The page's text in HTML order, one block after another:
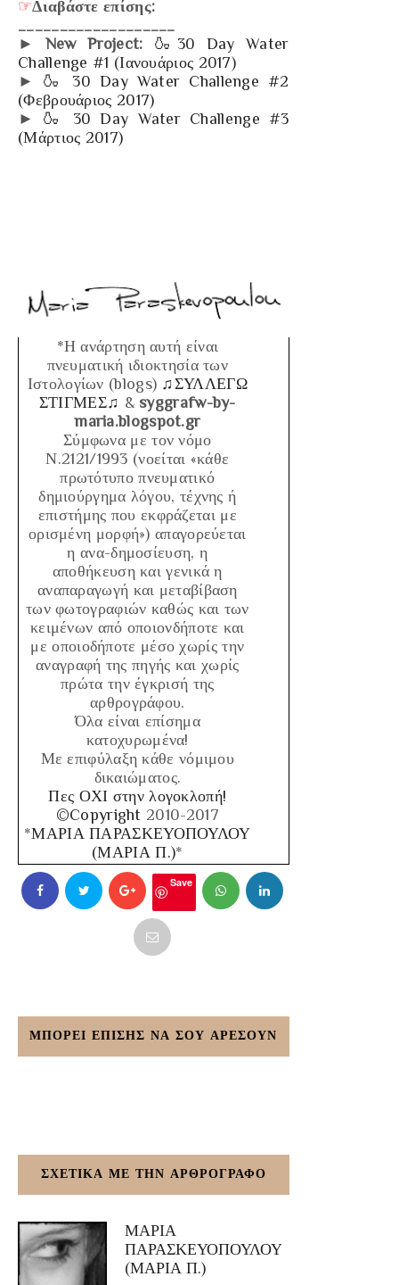
☞Διαβάστε επίσης:
►
New Project:
🍶30 Day Water
Challenge #1 (Ιανουάριος 2017)
►
🍶 30 Day Water Challenge #2
(Φεβρουάριος 2017)
► 🍶 30 Day Water Challenge #3
(Μάρτιος 2017)
*Η ανάρτηση αυτή είναι
πνευματική ιδιοκτησία των
Ιστολογίων (blogs) ♫ΣΥΛΛΕΓΩ
ΣΤΙΓΜΕΣ♫ & syggrafw-by-
maria.blogspot.gr
Σύμφωνα με τον νόμο
Ν.2121/1993 (νοείται «κάθε
πρωτότυπο πνευματικό
δημιούργημα λόγου, τέχνης ή
επιστήμης που εκφράζεται με
ορισμένη μορφή»)απαγορεύεται
η ανα-δημοσίευση, η
αποθήκευση και γενικά η
αναπαραγωγή και μεταβίβαση
των φωτογραφιών καθώς και των
κειμένων από οποιονδήποτε και
με οποιοδήποτε μέσο χωρίς την
αναγραφή της πηγής και χωρίς
πρώτα την έγκρισή της
αρθρογράφου.
Όλα είναι επίσημα
κατοχυρωμένα!
Με επιφύλαξη κάθε νόμιμου
δικαιώματος.
Πες ΟΧΙ στην λογοκλοπή!
©Copyright 2010-2017
*ΜΑΡΙΑ ΠΑΡΑΣΚΕΥΟΠΟΥΛΟΥ
(ΜΑΡΙΑ Π.)*
Save
ΜΠΟΡΕΙ ΕΠΙΣΗΣ ΝΑ ΣΟΥ ΑΡΕΣΟΥΝ
ΣΧΕΤΙΚΑ ΜΕ ΤΗΝ ΑΡΘΡΟΓΡΑΦΟ
ΜΑΡΙΑ
ΠΑΡΑΣΚΕΥΟΠΟΥΛΟΥ
(ΜΑΡΙΑ Π.)